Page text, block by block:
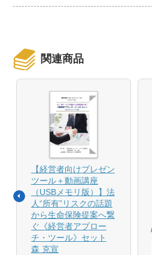
関連商品
【経営者向けプレゼン
ツール＋動画講座
（USBメモリ版）】法
人“所有”リスクの話題
から生命保険提案へ繋
ぐ《経営者アプロー
チ・ツール》セット
森 克宣